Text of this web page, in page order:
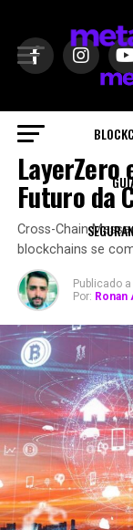
BLOCKCHAIN
LayerZero
Futuro da
Cross-Chain
blockchains se
Publicado a
Por: Ronan